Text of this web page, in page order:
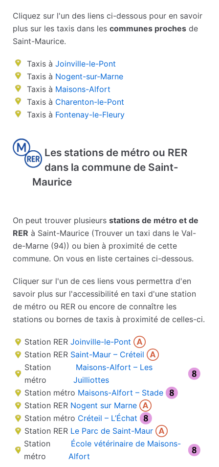
Cliquez sur l'un des liens ci-dessous pour en savoir
plus sur les taxis dans lescommunes proches de
Saint-Maurice.
Taxis àJoinville-le-Pont
Taxis à Nogent-sur-Marne
Taxis à Maisons-Alfort
Taxis à Charenton-le-Pont
Taxis à Fontenay-le-Fleury
Les stations de métro ou RER
dans la commune de Saint-
Maurice
On peut trouver plusieursstations de métro et de
RER à Saint-Maurice (Trouver un taxi dans le Val-
de-Marne (94)) ou bien à proximité de cette
commune. On vous en liste certaines ci-dessous.
Cliquer sur l'un de ces liens vous permettra d'en
savoir plus sur l'accessibilité en taxi d'une station
de métro ou RER ou encore de connaître les
stations ou bornes de taxis à proximité de celles-ci.
Station RER Joinville-le-Pont
Station RER Saint-Maur – Créteil
Station
métro
Maisons-Alfort – Les
Juilliottes
Station métro Maisons-Alfort – Stade
Station RER Nogent sur Marne
Station métro Créteil – L’Échat
Station RER Le Parc de Saint-Maur
Station
métro
École vétérinaire de Maisons-
Alfort